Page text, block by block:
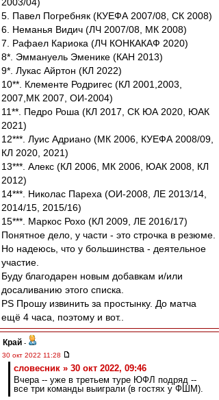
5. Павел Погребняк (КУЕФА 2007/08, СК 2008)
6. Неманья Видич (ЛЧ 2007/08, МК 2008)
7. Рафаел Кариока (ЛЧ КОНКАКАФ 2020)
8*. Эммануель Эменике (КАН 2013)
9*. Лукас Айртон (КЛ 2022)
10**. Клементе Родригес (КЛ 2001,2003,
2007,МК 2007, ОИ-2004)
11**. Педро Роша (КЛ 2017, СК ЮА 2020, ЮАК
2021)
12***. Луис Адриано (МК 2006, КУЕФА 2008/09,
КЛ 2020, 2021)
13***. Алекс (КЛ 2006, МК 2006, ЮАК 2008, КЛ
2012)
14***. Николас Пареха (ОИ-2008, ЛЕ 2013/14,
2014/15, 2015/16)
15***. Маркос Рохо (КЛ 2009, ЛЕ 2016/17)
Понятное дело, у части - это строчка в резюме.
Но надеюсь, что у большинства - деятельное
участие.
Буду благодарен новым добавкам и/или
досаливанию этого списка.
PS Прошу извинить за простынку. До матча
ещё 4 часа, поэтому и вот..
Край -
30 окт 2022 11:28
словесник » 30 окт 2022, 09:46
Вчера -- уже в третьем туре ЮФЛ подряд --
все три команды выиграли (в гостях у ФШМ).